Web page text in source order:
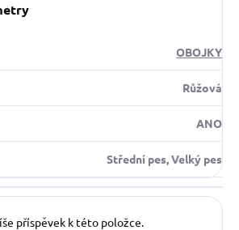
OBOJKY
Růžová
ANO
Střední pes, Velký pes
příspěvek k této položce.